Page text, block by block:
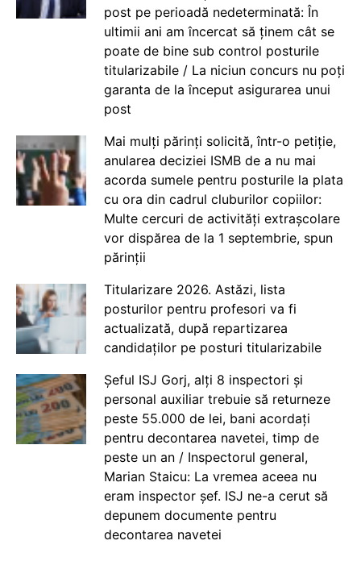
post pe perioadă nedeterminată: În
ultimii ani am încercat să ținem cât se
poate de bine sub control posturile
titularizabile / La niciun concurs nu poți
garanta de la început asigurarea unui
post
Mai mulți părinți solicită, într-o petiție,
anularea deciziei ISMB de a nu mai
acorda sumele pentru posturile la plata
cu ora din cadrul cluburilor copiilor:
Multe cercuri de activități extrașcolare
vor dispărea de la 1 septembrie, spun
părinții
Titularizare 2026. Astăzi, lista
posturilor pentru profesori va fi
actualizată, după repartizarea
candidaților pe posturi titularizabile
Șeful ISJ Gorj, alți 8 inspectori și
personal auxiliar trebuie să returneze
peste 55.000 de lei, bani acordați
pentru decontarea navetei, timp de
peste un an / Inspectorul general,
Marian Staicu: La vremea aceea nu
eram inspector șef. ISJ ne-a cerut să
depunem documente pentru
decontarea navetei